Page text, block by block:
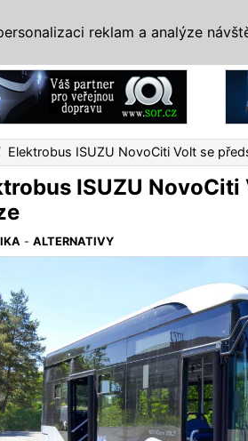
Elektrobus ISUZU NovoCiti Volt se
ISUZU
-ALTERNATIVY
reklam a analýze